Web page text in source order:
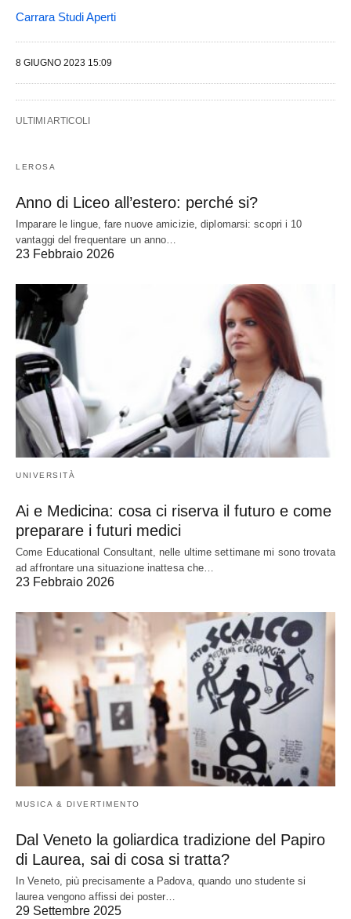
Carrara Studi Aperti
8 GIUGNO 2023 15:09
ULTIMI ARTICOLI
LEROSA
Anno di Liceo all’estero: perché si?
Imparare le lingue, fare nuove amicizie, diplomarsi: scopri i 10
vantaggi del frequentare un anno…
23 Febbraio 2026
UNIVERSITÀ
Ai e Medicina: cosa ci riserva il futuro e come
preparare i futuri medici
Come Educational Consultant, nelle ultime settimane mi sono trovata
ad affrontare una situazione inattesa che…
23 Febbraio 2026
MUSICA & DIVERTIMENTO
Dal Veneto la goliardica tradizione del Papiro
di Laurea, sai di cosa si tratta?
In Veneto, più precisamente a Padova, quando uno studente si
laurea vengono affissi dei poster…
29 Settembre 2025